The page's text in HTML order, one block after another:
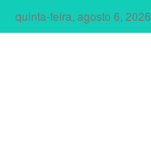
quinta-feira, agosto 6, 2026